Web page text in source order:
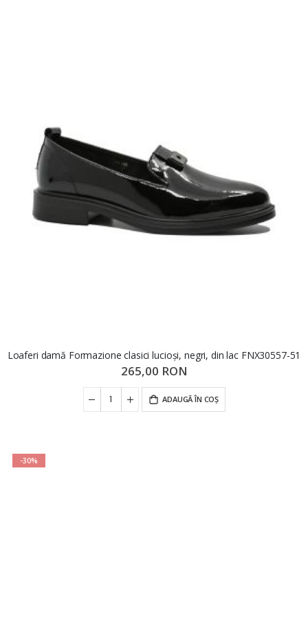
Loaferi damă Formazione clasici lucioși, negri, din lac FNX30557-51
265,00 RON
ADAUGĂ ÎN COȘ
-30%